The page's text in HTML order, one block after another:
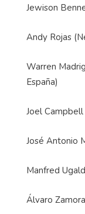
Jewison
Andy Rojas
Warren
España)
Joel
José Antonio
Manfred
Álvaro